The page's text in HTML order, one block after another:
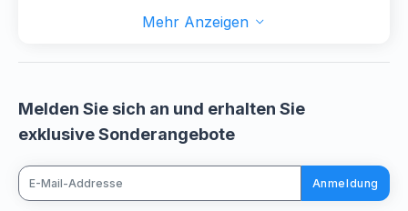
Mehr Anzeigen
Melden Sie sich an und erhalten Sie
exklusive Sonderangebote
Anmeldung